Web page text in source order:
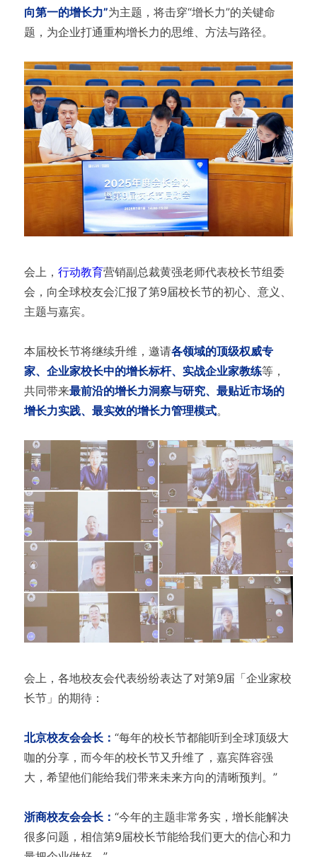
向第一的增长力”为主题，将击穿“增长力”的关键命
题，为企业打通重构增长力的思维、方法与路径。
会上， 行动教育营销副总裁黄强老师代表校长节组委
会，向全球校友会汇报了第9届校长节的初心、意义、
主题与嘉宾。
本届校长节将继续升维，邀请各领域的顶级权威专
家、企业家校长中的增长标杆、实战企业家教练等，
共同带来最前沿的增长力洞察与研究、最贴近市场的
增长力实践、最实效的增长力管理模式。
会上，各地校友会代表纷纷表达了对第9届「企业家校
长节」的期待：
北京校友会会长： “每年的校长节都能听到全球顶级大
咖的分享，而今年的校长节又升维了，嘉宾阵容强
大，希望他们能给我们带来未来方向的清晰预判。”
浙商校友会会长： “今年的主题非常务实，增长能解决
很多问题，相信第9届校长节能给我们更大的信心和力